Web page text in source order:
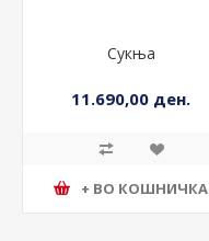
Сукња
11.690,00 ден.
+ ВО КОШНИЧКА